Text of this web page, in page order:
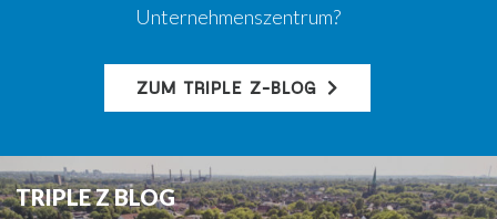
Unternehmenszentrum?
ZUM TRIPLE Z-BLOG
TRIPLE Z BLOG